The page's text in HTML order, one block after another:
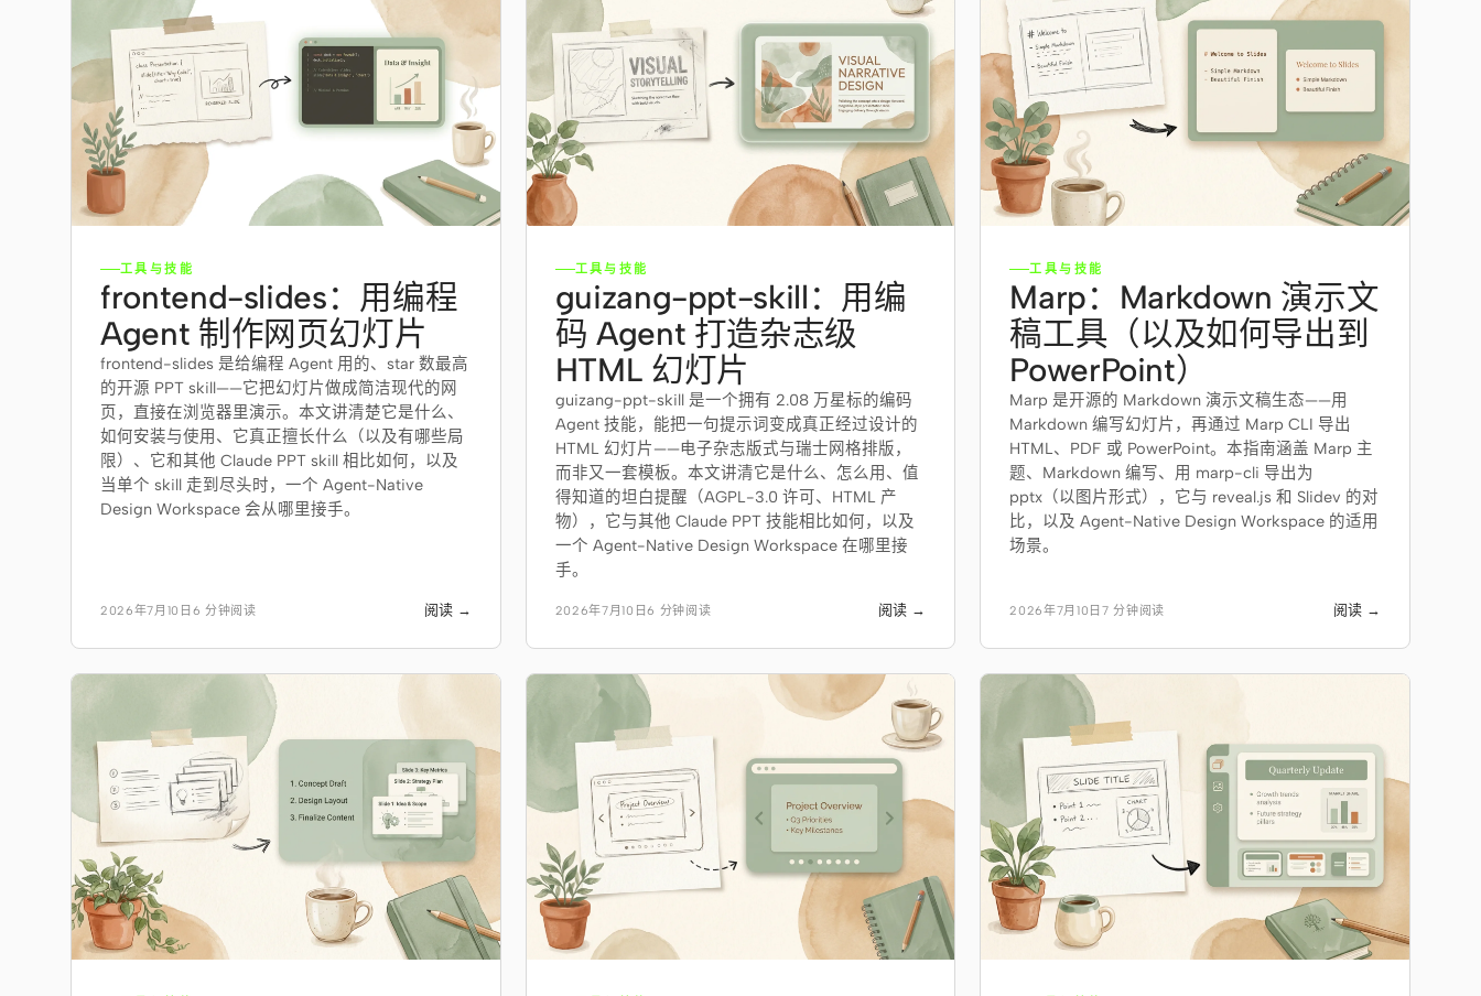
工具与技能
frontend-slides：用编程
Agent 制作网页幻灯片
frontend-slides 是给编程 Agent 用的、star 数最高
的开源 PPT skill——它把幻灯片做成简洁现代的网
页，直接在浏览器里演示。本文讲清楚它是什么、
如何安装与使用、它真正擅长什么（以及有哪些局
限）、它和其他 Claude PPT skill 相比如何，以及
当单个 skill 走到尽头时，一个 Agent-Native
Design Workspace 会从哪里接手。
2026年7月10日 6 分钟阅读 阅读 →
工具与技能
guizang-ppt-skill：用编
码 Agent 打造杂志级
HTML 幻灯片
guizang-ppt-skill 是一个拥有 2.08 万星标的编码
Agent 技能，能把一句提示词变成真正经过设计的
HTML 幻灯片——电子杂志版式与瑞士网格排版，
而非又一套模板。本文讲清它是什么、怎么用、值
得知道的坦白提醒（AGPL-3.0 许可、HTML 产
物），它与其他 Claude PPT 技能相比如何，以及
一个 Agent-Native Design Workspace 在哪里接
手。
2026年7月10日6 分钟阅读 阅读 →
工具与技能
Marp：Markdown 演示文
稿工具（以及如何导出到
PowerPoint）
Marp 是开源的 Markdown 演示文稿生态——用
Markdown 编写幻灯片，再通过 Marp CLI 导出
HTML、PDF 或 PowerPoint。本指南涵盖 Marp 主
题、Markdown 编写、用 marp-cli 导出为
pptx（以图片形式），它与 reveal.js 和 Slidev 的对
比，以及 Agent-Native Design Workspace 的适用
场景。
2026年7月10日 7 分钟阅读 阅读 →